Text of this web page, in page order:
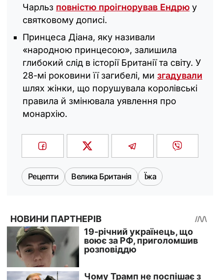
Чарльз повністю проігнорував Ендрю у
святковому дописі.
Принцеса Діана, яку називали
«народною принцесою», залишила
глибокий слід в історії Британії та світу. У
28-мі роковини її загибелі, ми згадували
шлях жінки, що порушувала королівські
правила й змінювала уявлення про
монархію.
Рецепти Велика Британія Їжа